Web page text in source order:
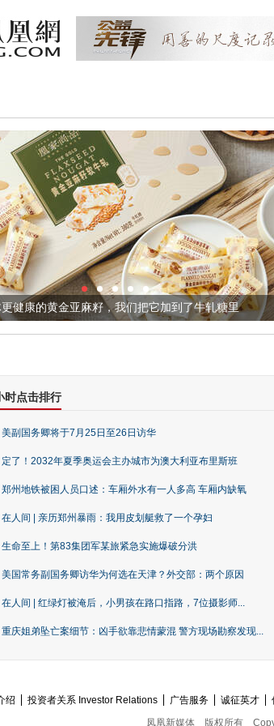
健康的黄金亚麻籽，我们把它加到了牛轧糖里
时点击排行
美副国务卿将于7月25日至26日访华
定了！2032年夏季奥运会主办城市为澳大利亚布里斯班
郑州地铁被困人员口述：车厢外水有一人多高 车厢内缺氧
在人间 | 亲历郑州暴雨：我用皮划艇救了一个孕妇
生命至上！第83集团军某旅紧急实施爆破分洪
美国常务副国务卿访华为何选在天津？外交部：两个原因
在人间 | 红绿灯被淹后，小男孩在路口指路，7位摄影师...
重庆姐弟坠亡案细节：凶手欲靠悲情蒙混 警方现场勘察发现...
绍 投资者关系 Investor Relations 广告服务 诚征英才
凤凰新媒体
版权所有